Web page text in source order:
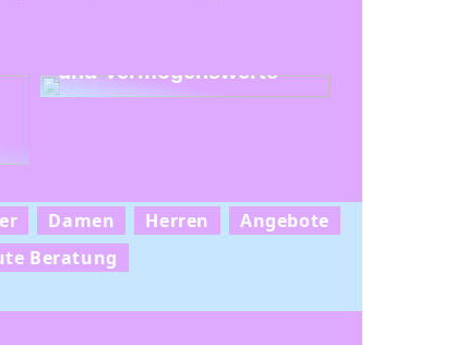
und Vermögenswerte
Damen Herren
Angebote
Beratung